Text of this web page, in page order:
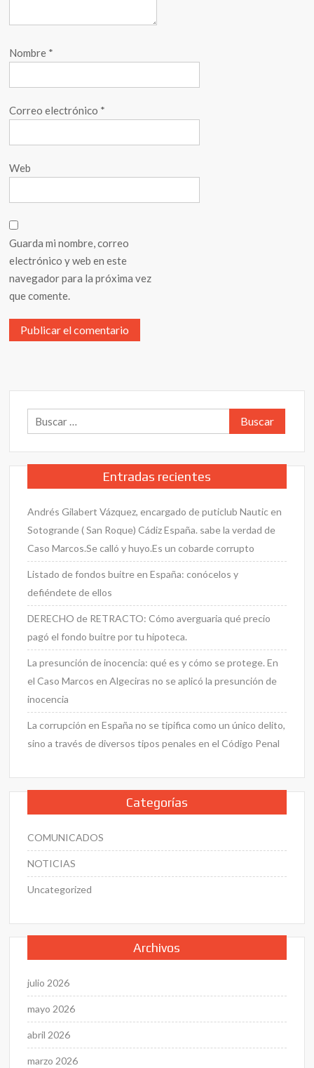
Nombre *
Correo electrónico *
Web
Guarda mi nombre, correo
electrónico y web en este
navegador para la próxima vez
que comente.
Buscar:
Entradas recientes
Andrés Gilabert Vázquez, encargado de puticlub Nautic en
Sotogrande ( San Roque) Cádiz España. sabe la verdad de
Caso Marcos.Se calló y huyo.Es un cobarde corrupto
Listado de fondos buitre en España: conócelos y
defiéndete de ellos
DERECHO de RETRACTO: Cómo averguaria qué precio
pagó el fondo buitre por tu hipoteca.
La presunción de inocencia: qué es y cómo se protege. En
el Caso Marcos en Algeciras no se aplicó la presunción de
inocencia
La corrupción en España no se tipifica como un único delito,
sino a través de diversos tipos penales en el Código Penal
Categorías
COMUNICADOS
NOTICIAS
Uncategorized
Archivos
julio 2026
mayo 2026
abril 2026
marzo 2026